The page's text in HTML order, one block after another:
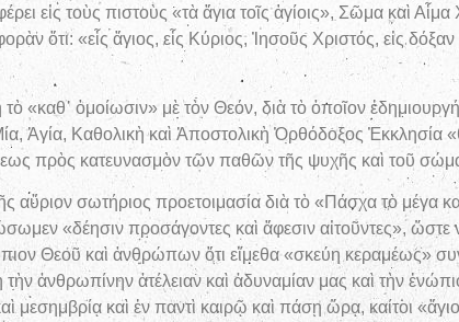
εἰς τοὺς πιστοὺς «τὰ ἅγια τοῖς ἁγίοις», Σῶμα καὶ
ὅτι: «εἷς ἅγιος, εἷς Κύριος, Ἰησοῦς Χριστός, εἰς
«καθ᾿ ὁμοίωσιν» μὲ τὸν Θεόν, διὰ τὸ ὁποῖον
Ἁγία, Καθολικὴ καὶ Ἀποστολικὴ Ὀρθόδοξος Ἐκκλησία
πρὸς κατευνασμὸν τῶν παθῶν τῆς ψυχῆς καὶ τοῦ
αὔριον σωτήριος προετοιμασία διὰ τὸ «Πάσχα τὸ μέγα
«δέησιν προσάγοντες καὶ ἄφεσιν αἰτοῦντες»,
Θεοῦ καὶ ἀνθρώπων ὅτι εἴμεθα «σκεύη κεραμέως»
ἀνθρωπίνην ἀτέλειαν καὶ ἀδυναμίαν μας καὶ τὴν
καὶ ἐν παντὶ καιρῷ καὶ πάσῃ ὥρᾳ, καίτοι